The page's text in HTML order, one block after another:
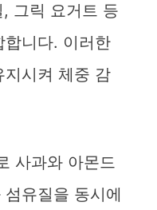
그릭 요거트 등
합니다. 이러한
지시켜 체중 감
사과와 아몬드
유질을 동시에